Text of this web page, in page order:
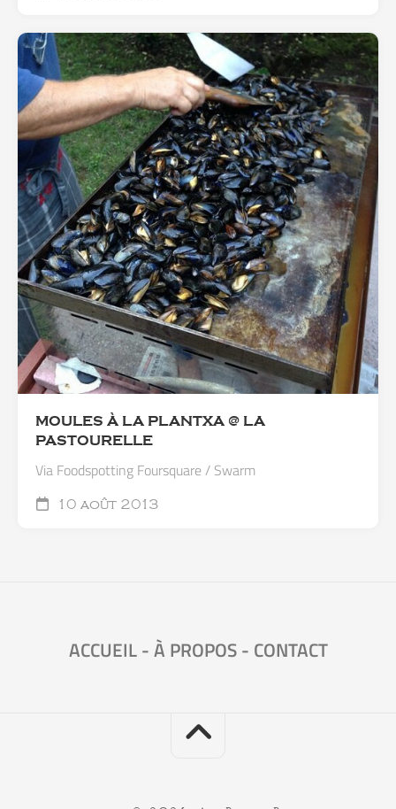
MOULES À LA PLANTXA @ LA
PASTOURELLE
Via Foodspotting Foursquare / Swarm
10 août 2013
ACCUEIL-À PROPOS- CONTACT